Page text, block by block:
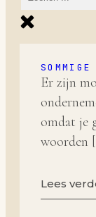
WORDEN
Er zijn
omdat je
woorden
Lees